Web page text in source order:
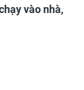
vào nhà,